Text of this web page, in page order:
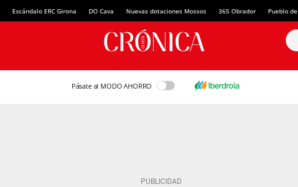
Escándalo ERC Girona DO Cava Nuevas dotaciones Mossos 365 Obrador Pueblo
Pásate al MODO AHORRO